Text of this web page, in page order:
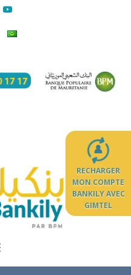
RECHARGER
MON COMPTE
BANKILY AVEC
GIMTEL